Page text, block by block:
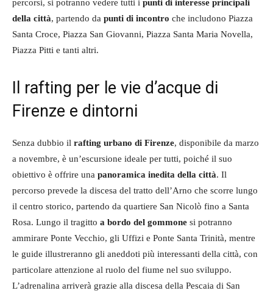
percorsi, si potranno vedere tutti i punti di interesse principali
della città, partendo da punti di incontro che includono Piazza
Santa Croce, Piazza San Giovanni, Piazza Santa Maria Novella,
Piazza Pitti e tanti altri.
Il rafting per le vie d’acque di
Firenze e dintorni
Senza dubbio il rafting urbano di Firenze, disponibile da marzo
a novembre, è un’escursione ideale per tutti, poiché il suo
obiettivo è offrire una panoramica inedita della città. Il
percorso prevede la discesa del tratto dell’Arno che scorre lungo
il centro storico, partendo da quartiere San Nicolò fino a Santa
Rosa. Lungo il tragitto a bordo del gommone si potranno
ammirare Ponte Vecchio, gli Uffizi e Ponte Santa Trinità, mentre
le guide illustreranno gli aneddoti più interessanti della città, con
particolare attenzione al ruolo del fiume nel suo sviluppo.
L’adrenalina arriverà grazie alla discesa della Pescaia di San